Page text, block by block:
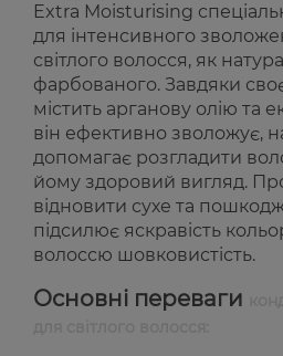
Extra Moisturising
для інтенсивного
світлого волосся, як
фарбованого. Завдяки
містить арганову олію та
він ефективно зволожує,
допомагає розгладити
йому здоровий вигляд.
відновити сухе та
підсилює яскравість
волоссю шовковистість.
Основні переваги